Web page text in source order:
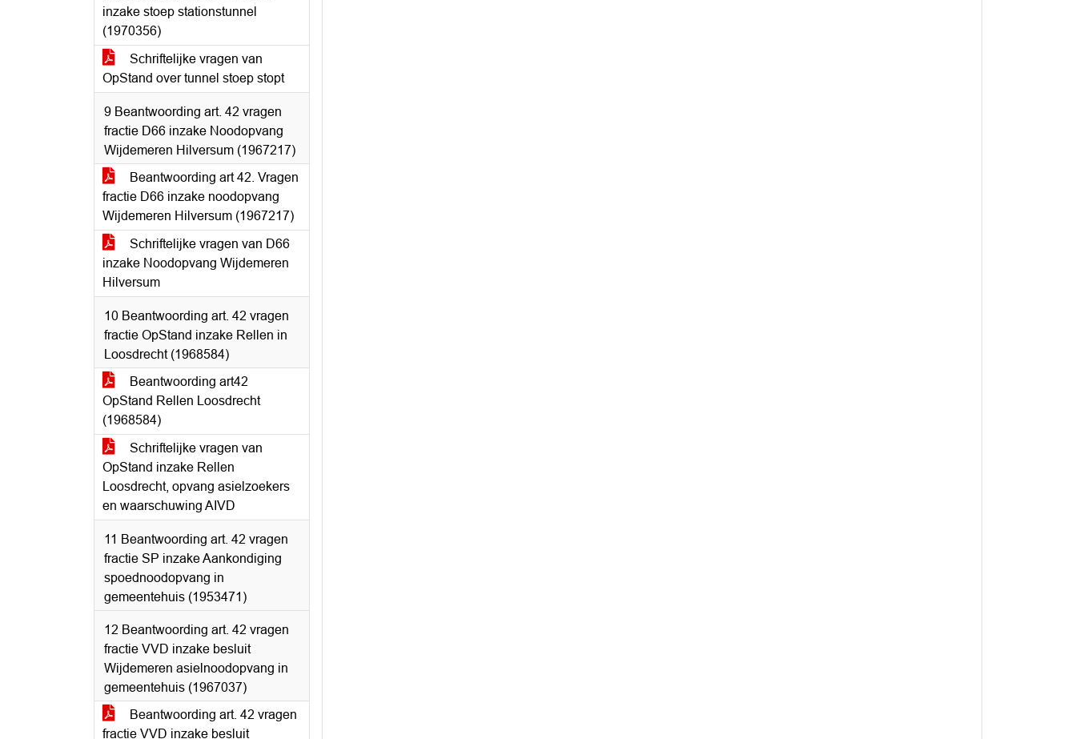
inzake stoep stationstunnel
(1970356)
Schriftelijke vragen van
OpStand over tunnel stoep stopt
9 Beantwoording art. 42 vragen
fractie D66 inzake Noodopvang
Wijdemeren Hilversum (1967217)
Beantwoording art 42. Vragen
fractie D66 inzake noodopvang
Wijdemeren Hilversum (1967217)
Schriftelijke vragen van D66
inzake Noodopvang Wijdemeren
Hilversum
10 Beantwoording art. 42 vragen
fractie OpStand inzake Rellen in
Loosdrecht (1968584)
Beantwoording art42
OpStand Rellen Loosdrecht
(1968584)
Schriftelijke vragen van
OpStand inzake Rellen
Loosdrecht, opvang asielzoekers
en waarschuwing AIVD
11 Beantwoording art. 42 vragen
fractie SP inzake Aankondiging
spoednoodopvang in
gemeentehuis (1953471)
12 Beantwoording art. 42 vragen
fractie VVD inzake besluit
Wijdemeren asielnoodopvang in
gemeentehuis (1967037)
Beantwoording art. 42 vragen
fractie VVD inzake besluit